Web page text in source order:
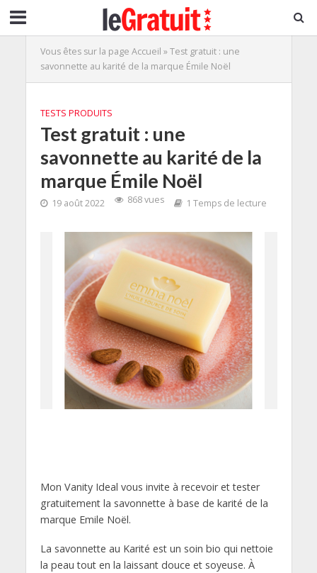
Vous êtes sur la page Accueil »Test gratuit : une
savonnette au karité de la marque Émile Noël
TESTS PRODUITS
Test gratuit : une
savonnette au karité de la
marque Émile Noël
19 août 2022 868 vues 1 Temps de lecture
Mon Vanity Ideal vous invite à recevoir et tester
gratuitement la savonnette à base de karité de la
marque Emile Noël.
La savonnette au Karité est un soin bio qui nettoie
la peau tout en la laissant douce et soyeuse. À